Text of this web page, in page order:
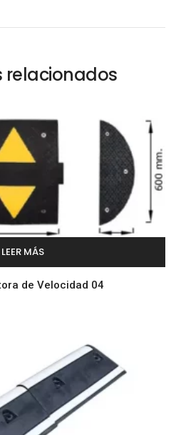
relacionados
LEER MÁS
de Velocidad 04